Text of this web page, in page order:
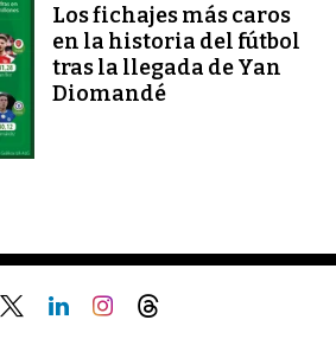
Los fichajes más caros
en la historia del fútbol
tras la llegada de Yan
Diomandé